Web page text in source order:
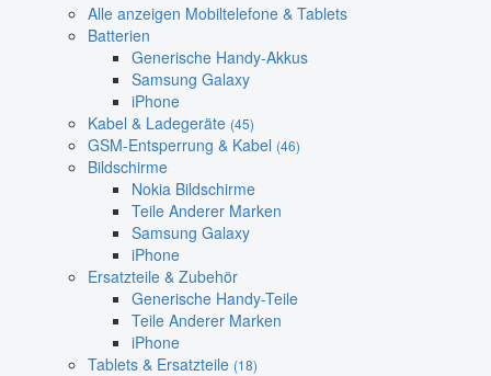
Alle anzeigen Mobiltelefone & Tablets
Batterien
Generische Handy-Akkus
Samsung Galaxy
iPhone
Kabel & Ladegeräte (45)
GSM-Entsperrung & Kabel (46)
Bildschirme
Nokia Bildschirme
Teile Anderer Marken
Samsung Galaxy
iPhone
Ersatzteile & Zubehör
Generische Handy-Teile
Teile Anderer Marken
iPhone
Tablets & Ersatzteile (18)